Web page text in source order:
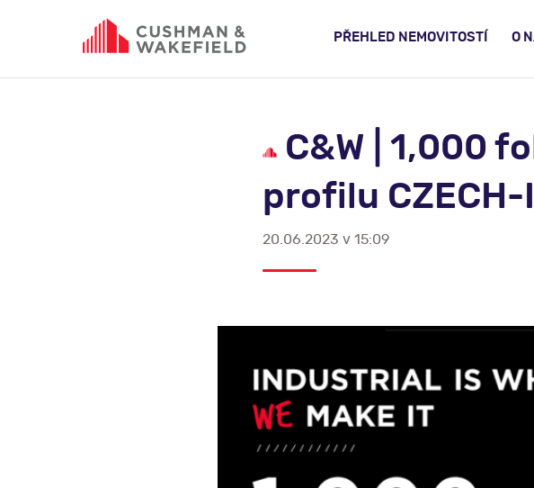
PŘEHLED NEMOVITOSTÍ O
C&W | 1,000
profilu CZECH-
20.06.2023 v 15:09